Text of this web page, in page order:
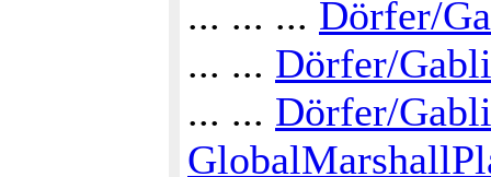
... ... ... Dörfer/
... ... Dörfer/
... ... Dörfer/